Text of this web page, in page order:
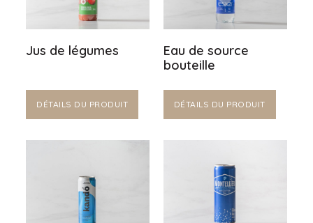
Jus de légumes
DÉTAILS DU PRODUIT
Eau de source
bouteille
DÉTAILS DU PRODUIT